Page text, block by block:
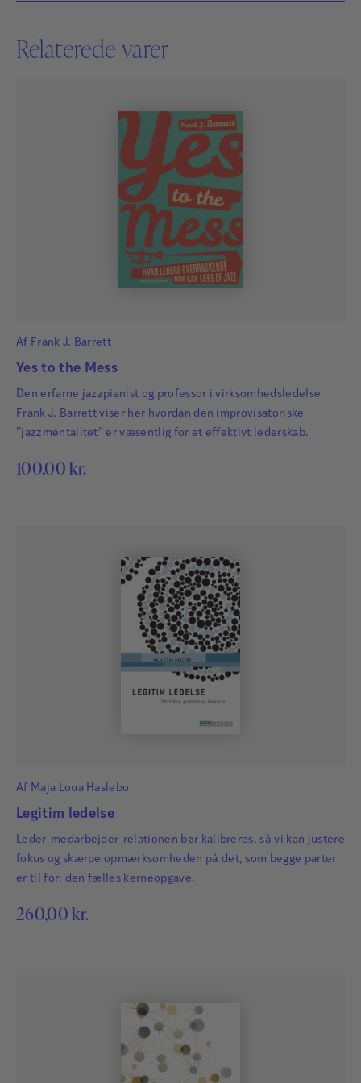
Jocelyne Bourgon
Jocelyne Bourgon er præsident for PGI (Public
Governance International) og projektleder for det
Initiative, der har til formål at udforske nye rammer
Relaterede varer
Af Frank J. Barrett
Yes to the Mess
Den erfarne jazzpianist og professor i virksomhedsledelse
Frank J. Barrett viser her hvordan den improvisatoriske
”jazzmentalitet” er væsentlig for et effektivt lederskab.
100,00 kr.
Af Maja Loua Haslebo
Legitim ledelse
Leder-medarbejder-relationen bør kalibreres, så vi kan justere
fokus og skærpe opmærksomheden på det, som begge parter
er til for: den fælles kerneopgave.
260,00 kr.